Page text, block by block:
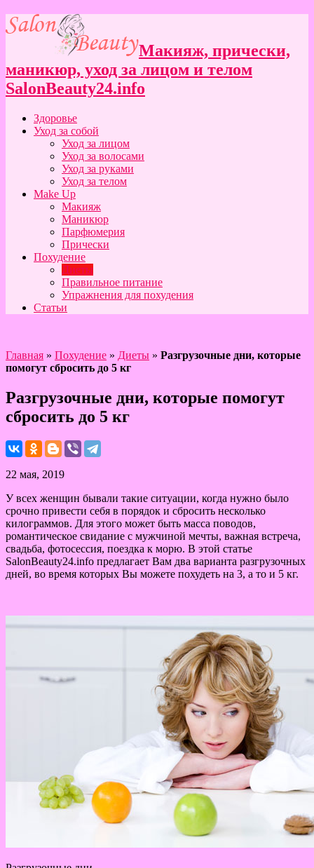
Макияж, прически,
маникюр, уход за лицом и телом
SalonBeauty24.info
Здоровье
Уход за собой
Уход за лицом
Уход за волосами
Уход за руками
Уход за телом
Make Up
Макияж
Маникюр
Парфюмерия
Прически
Похудение
Диеты
Правильное питание
Упражнения для похудения
Статьи
Главная » Похудение » Диеты » Разгрузочные дни, которые
помогут сбросить до 5 кг
Разгрузочные дни, которые помогут
сбросить до 5 кг
22 мая, 2019
У всех женщин бывали такие ситуации, когда нужно было
срочно привести себя в порядок и сбросить несколько
килограммов. Для этого может быть масса поводов,
романтическое свидание с мужчиной мечты, важная встреча,
свадьба, фотосессия, поездка к морю. В этой статье
SalonBeauty24.info предлагает Вам два варианта разгрузочных
дней, во время которых Вы можете похудеть на 3, а то и 5 кг.